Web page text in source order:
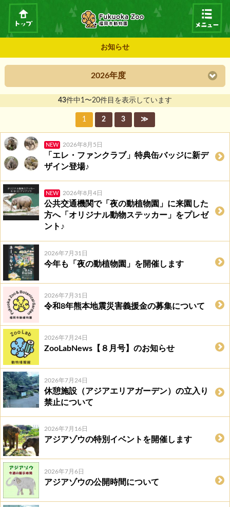
お知らせ
2026年度
43件中1〜20件目を表示しています
1 2 3 ≫
NEW 2026年8月5日
「エレ・ファンクラブ」特典缶バッジに新デ
ザイン登場♪
NEW 2026年8月4日
公共交通機関で「夜の動植物園」に来園した
方へ「オリジナル動物ステッカー」をプレゼ
ント♪
2026年7月31日
今年も「夜の動植物園」を開催します
2026年7月31日
令和8年熊本地震災害義援金の募集について
2026年7月24日
ZooLabNews【８月号】のお知らせ
2026年7月24日
休憩施設（アジアエリアガーデン）の立入り
禁止について
2026年7月16日
アジアゾウの特別イベントを開催します
2026年7月6日
アジアゾウの公開時間について